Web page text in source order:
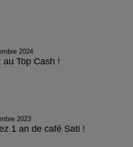
2024
au Top Cash !
2023
1 an de café Sati !